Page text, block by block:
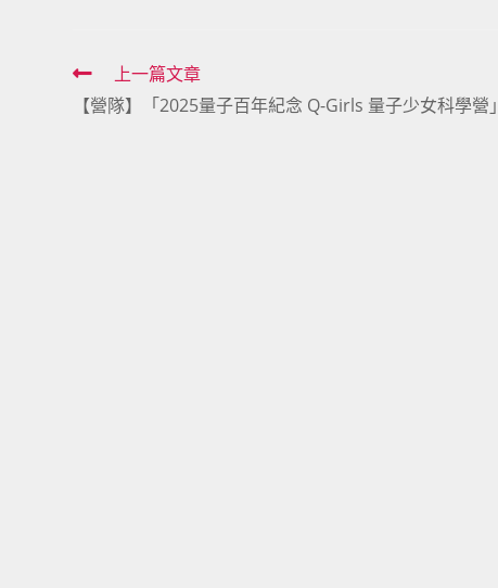
Read
more
上一篇文章
【營隊】「2025量子百年紀念 Q-Girls 量子少女科學營」